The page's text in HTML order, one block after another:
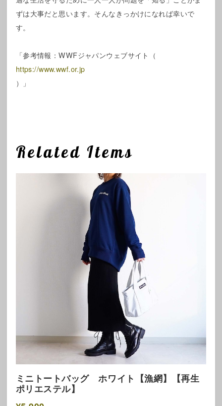
ずは大事だと思います。そんなきっかけになれば幸いで
す。
「参考情報：WWFジャパンウェブサイト（
https://www.wwf.or.jp
）」
Related Items
ミニトートバッグ ホワイト【漁網】【再生
ポリエステル】